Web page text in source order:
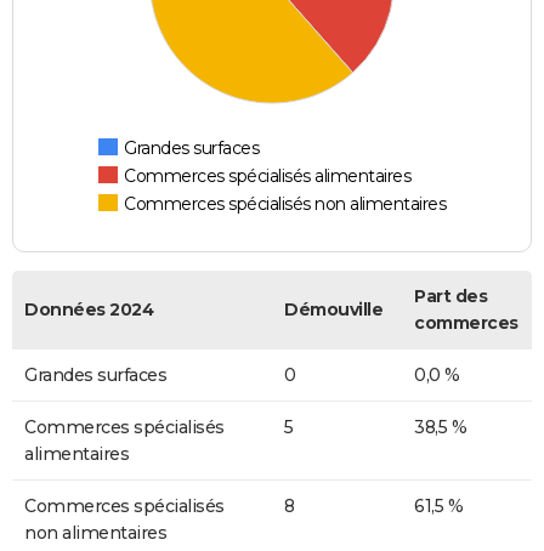
Grandes surfaces
Commerces spécialisés alimentaires
Commerces spécialisés non alimentaires
Données 2024 Démouville
Part des
commerces
Grandes surfaces 0 0,0 %
Commerces spécialisés
alimentaires
5 38,5 %
Commerces spécialisés
non alimentaires
8 61,5 %